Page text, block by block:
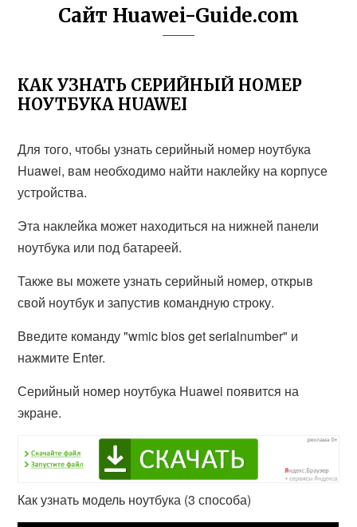
Сайт Huawei-Guide.com
КАК УЗНАТЬ СЕРИЙНЫЙ НОМЕР
НОУТБУКА HUAWEI
Для того, чтобы узнать серийный номер ноутбука
Huawei, вам необходимо найти наклейку на корпусе
устройства.
Эта наклейка может находиться на нижней панели
ноутбука или под батареей.
Также вы можете узнать серийный номер, открыв
свой ноутбук и запустив командную строку.
Введите команду "wmic bios get serialnumber" и
нажмите Enter.
Серийный номер ноутбука Huawei появится на
экране.
Как узнать модель ноутбука (3 способа)